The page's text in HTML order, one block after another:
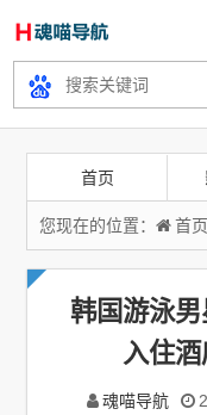
首页
您现在的位置： 首页
韩国游泳
入住
魂喵导航